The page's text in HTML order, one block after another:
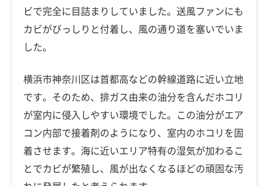
ビで完全に目詰まりしていました。送風ファンにも
カビがびっしりと付着し、風の通り道を塞いでいま
した。
横浜市神奈川区は首都高などの幹線道路に近い立地
です。そのため、排ガス由来の油分を含んだホコリ
が室内に侵入しやすい環境でした。この油分がエア
コン内部で接着剤のようになり、室内のホコリを固
着させます。海に近いエリア特有の湿気が加わるこ
とでカビが繁殖し、風が出なくなるほどの頑固な汚